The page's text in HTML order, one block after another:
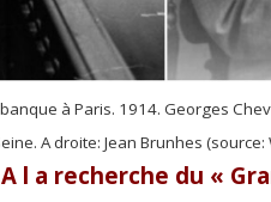
à Paris. 1914. Georges
A droite: Jean Brunhes (source:
l a recherche du «